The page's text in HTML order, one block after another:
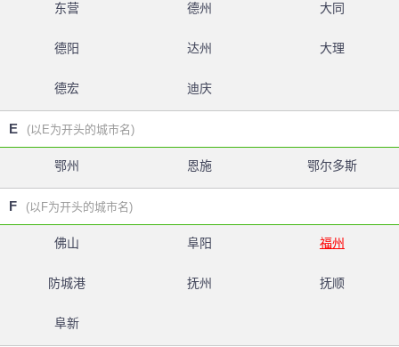
东营 德州 大同
德阳 达州 大理
德宏 迪庆
E (以E为开头的城市名)
鄂州 恩施 鄂尔多斯
F (以F为开头的城市名)
佛山 阜阳 福州
防城港 抚州 抚顺
阜新